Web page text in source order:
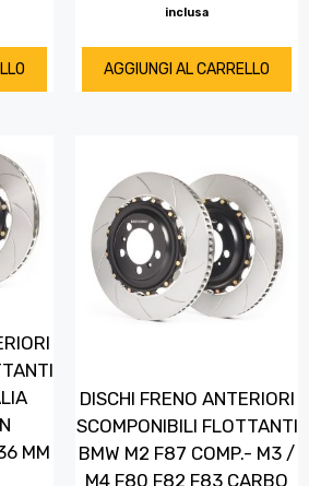
inclusa
AGGIUNGI AL CARRELLO
MM
DISCHI FRENO ANTERIORI
SCOMPONIBILI FLOTTANTI
BMW M2 F87 COMP.- M3 /
M4 F80 F82 F83 CARBO